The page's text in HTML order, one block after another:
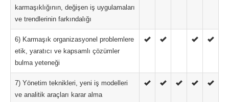
karmaşıklığının, değişen iş uygulamaları
ve trendlerinin farkındalığı
6) Karmaşık organizasyonel problemlere
etik, yaratıcı ve kapsamlı çözümler
bulma yeteneği
7) Yönetim teknikleri, yeni iş modelleri
ve analitik araçları karar alma